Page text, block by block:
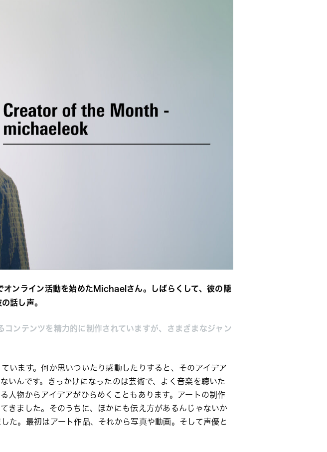
オンライン活動を始めたMichaelさん。しばらくして、彼の隠
話し声。
ンテンツを精力的に制作されていますが、さまざまなジャン
います。何か思いついたり感動したりすると、そのアイデア
いんです。きっかけになったのは芸術で、よく音楽を聴いた
人物からアイデアがひらめくこともあります。アートの制作
きました。そのうちに、ほかにも伝え方があるんじゃないか
た。最初はアート作品、それから写真や動画。そして声優と